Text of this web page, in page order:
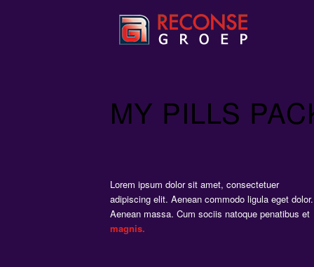
MY PILLS
Lorem ipsum dolor sit amet, consectetuer
adipiscing elit. Aenean commodo ligula eget dolor.
Aenean massa. Cum sociis natoque penatibus et
magnis.